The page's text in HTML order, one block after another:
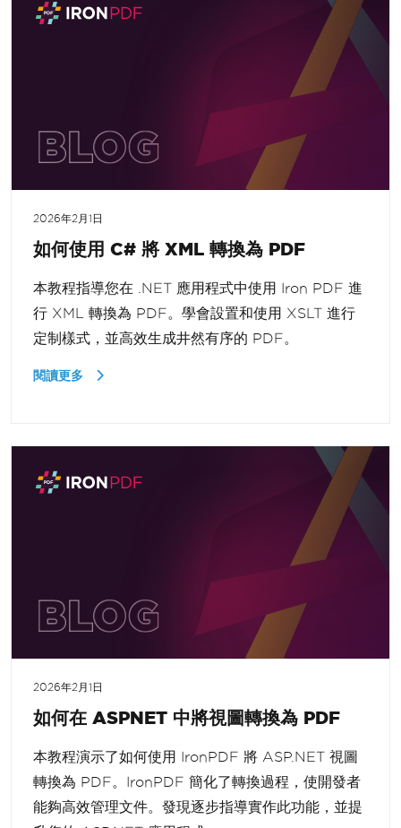
2026年2月1日
如何使用 C# 將 XML 轉換為 PDF
本教程指導您在 .NET 應用程式中使用 Iron PDF 進
行 XML 轉換為 PDF。學會設置和使用 XSLT 進行
定制樣式，並高效生成井然有序的 PDF。
閱讀更多
2026年2月1日
如何在 ASPNET 中將視圖轉換為 PDF
本教程演示了如何使用 IronPDF 將 ASP.NET 視圖
轉換為 PDF。IronPDF 簡化了轉換過程，使開發者
能夠高效管理文件。發現逐步指導實作此功能，並提